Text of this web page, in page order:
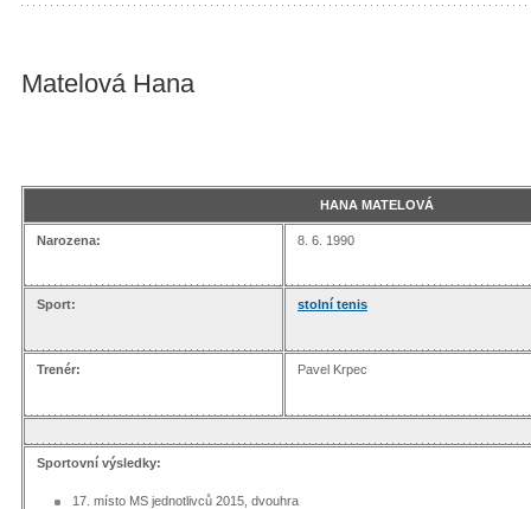
Matelová Hana
HANA MATELOVÁ
Narozena: 8. 6. 1990
Sport: stolní tenis
Trenér: Pavel Krpec
Sportovní výsledky:
17. místo MS jednotlivců 2015, dvouhra